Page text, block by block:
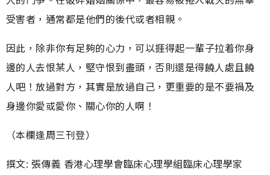
受害者，通常都是他們的後代或者相親。
因此，除非你有足夠的心力，可以捱得起一輩子拉着你身
邊的人去恨某人，堅守恨到盡頭，否則還是得饒人處且饒
人吧！放過對方，其實是放過自己，更重要的是不要禍及
身邊你愛或愛你、關心你的人啊！
（本欄逢周三刊登）
撰文: 張傳義 香港心理學會臨床心理學組臨床心理學家